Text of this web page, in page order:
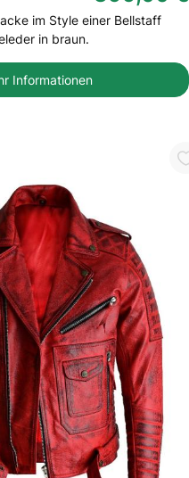
im Style einer Bellstaff
in braun.
Informationen